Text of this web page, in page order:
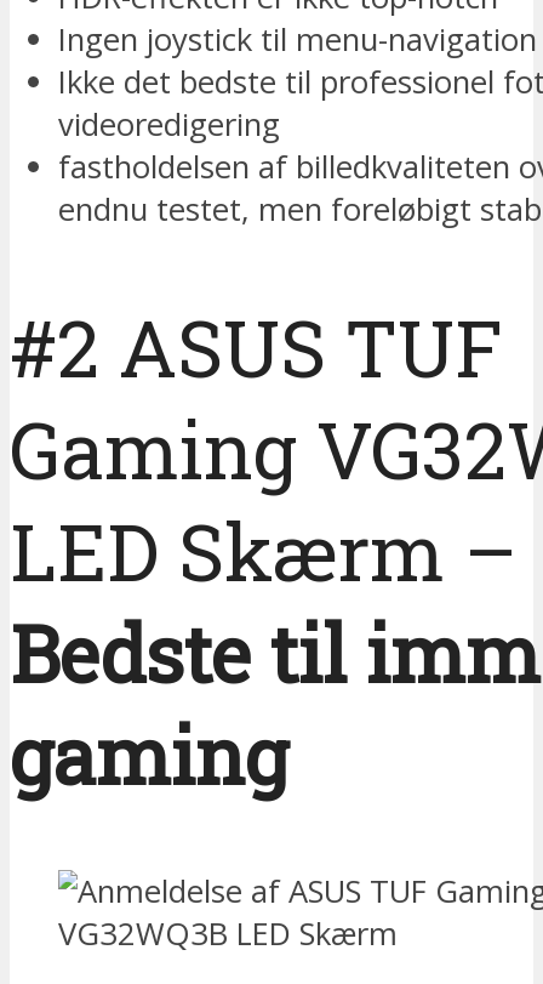
Ingen joystick til menu-navigation
Ikke det bedste til professionel
videoredigering
fastholdelsen af billedkvaliteten
endnu testet, men foreløbigt
#2 ASUS TUF
Gaming
LED Skærm –
Bedste til
gaming